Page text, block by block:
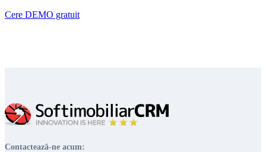
Cere DEMO gratuit
Contactează-ne acum: